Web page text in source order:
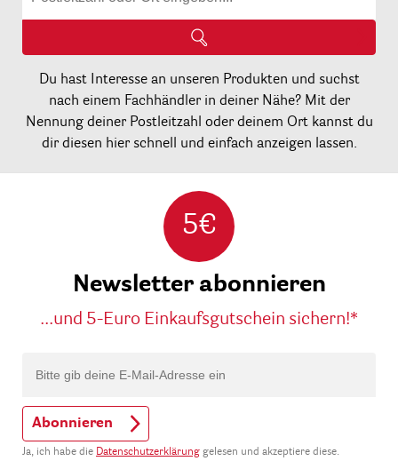
Du hast Interesse an unseren Produkten und suchst
nach einem Fachhändler in deiner Nähe? Mit der
Nennung deiner Postleitzahl oder deinem Ort kannst du
dir diesen hier schnell und einfach anzeigen lassen.
5€
Newsletter abonnieren
...und 5-Euro Einkaufsgutschein sichern!*
Abonnieren
Ja, ich habe die Datenschutzerklärung gelesen und akzeptiere diese.